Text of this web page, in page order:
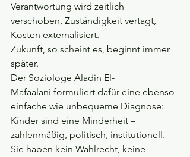
Verantwortung wird zeitlich
verschoben, Zuständigkeit vertagt,
Kosten externalisiert.
Zukunft, so scheint es, beginnt immer
später.
Der Soziologe Aladin El-
Mafaalani formuliert dafür eine ebenso
einfache wie unbequeme Diagnose:
Kinder sind eine Minderheit –
zahlenmäßig, politisch, institutionell.
Sie haben kein Wahlrecht, keine